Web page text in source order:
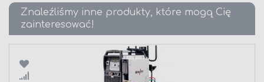
Znaleźliśmy inne produkty, które mogą Cię
zainteresować!
Porównaj